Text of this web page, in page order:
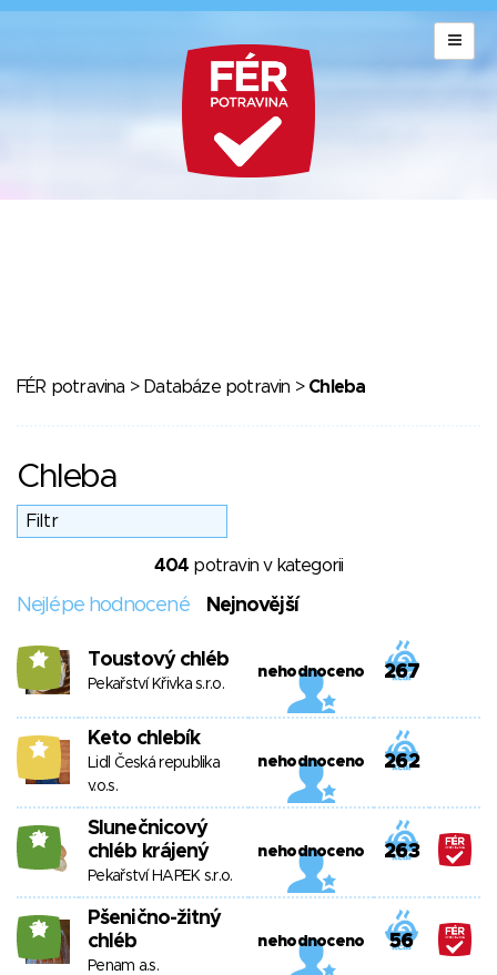
FÉR potravina > Databáze potravin > Chleba
Chleba
404 potravin v kategorii
Nejlépe hodnocené Nejnovější
11 Toustový chléb
Pekařství Křivka s.r.o.
nehodnoceno 267
7 Keto chlebík
Lidl Česká republika
v.o.s.
nehodnoceno 262
21
Slunečnicový
chléb krájený
Pekařství HAPEK s.r.o.
nehodnoceno 263
21
Pšenično-žitný
chléb
Penam a.s.
nehodnoceno 56